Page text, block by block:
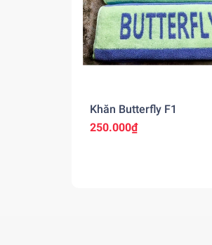
Khăn Butterfly F1
250.000₫